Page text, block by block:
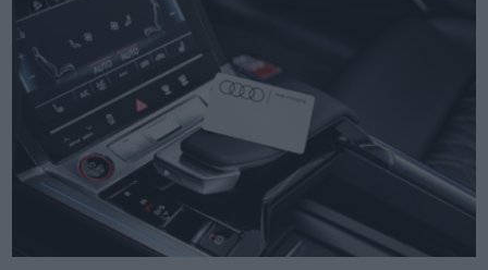
VIEW POST